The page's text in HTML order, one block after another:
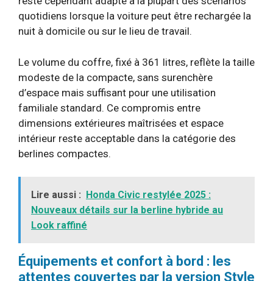
quotidiens lorsque la voiture peut être rechargée la
nuit à domicile ou sur le lieu de travail.
Le volume du coffre, fixé à 361 litres, reflète la taille
modeste de la compacte, sans surenchère
d’espace mais suffisant pour une utilisation
familiale standard. Ce compromis entre
dimensions extérieures maîtrisées et espace
intérieur reste acceptable dans la catégorie des
berlines compactes.
Lire aussi : Honda Civic restylée 2025 :
Nouveaux détails sur la berline hybride au
Look raffiné
Équipements et confort à bord : les
attentes couvertes par la version Style